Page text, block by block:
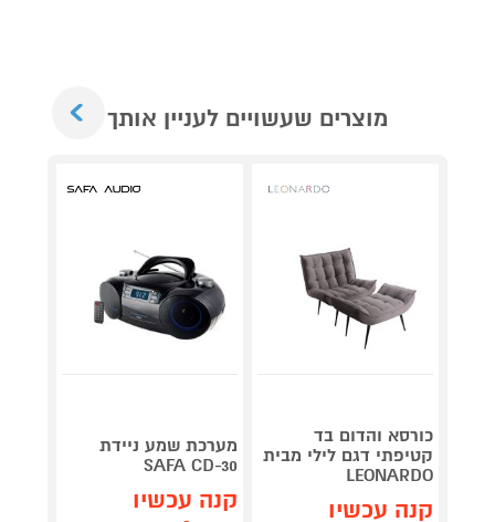
מוצרים שעשויים לעניין אותך
כורסא והדום בד
קטיפתי דגם לילי מבית
LEONARDO
קנה עכשיו
מערכת שמע ניידת
SAFA CD-30
קנה עכשיו